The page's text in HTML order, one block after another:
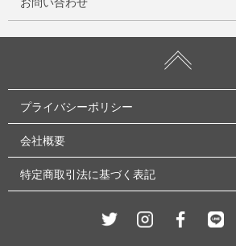
プライバシーポリシー
会社概要
特定商取引法に基づく表記
Twitter Instagram